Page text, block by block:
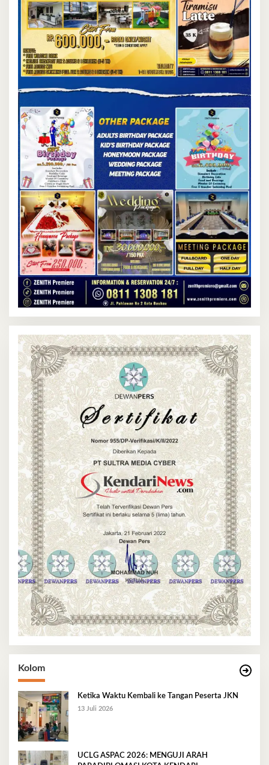
Kolom
Ketika Waktu Kembali ke Tangan Peserta JKN
13 Juli 2026
UCLG ASPAC 2026: MENGUJI ARAH